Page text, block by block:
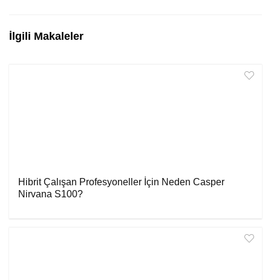
İlgili Makaleler
Hibrit Çalışan Profesyoneller İçin Neden Casper
Nirvana S100?